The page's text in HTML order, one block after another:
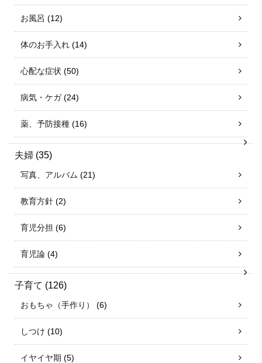
お風呂 (12)
体のお手入れ (14)
心配な症状 (50)
病気・ケガ(24)
薬、予防接種 (16)
夫婦 (35)
写真、アルバム (21)
教育方針 (2)
育児分担 (6)
育児論 (4)
子育て (126)
おもちゃ（手作り） (6)
しつけ (10)
イヤイヤ期 (5)